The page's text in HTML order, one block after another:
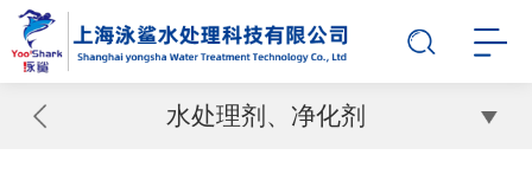
水处理剂、净化剂